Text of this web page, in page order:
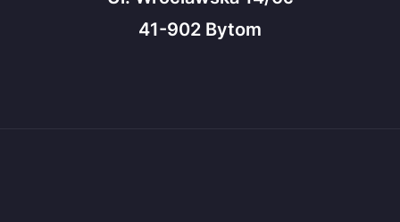
41-902 Bytom